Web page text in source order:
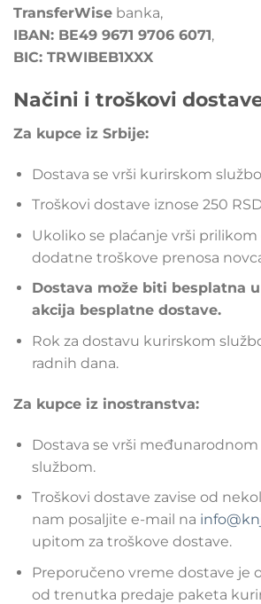
TransferWise banka,
IBAN: BE49 9671 9706 6071,
BIC: TRWIBEB1XXX
Načini i troškovi
Za kupce iz Srbije:
Dostava se vrši kurirskom
Troškovi dostave iznose 250
Ukoliko se plaćanje vrši prilikom
dodatne troškove prenosa
Dostava može biti besplatna
akcija besplatne dostave.
Rok za dostavu kurirskom
radnih dana.
Za kupce iz inostranstva:
Dostava se vrši
službom.
Troškovi dostave zavise od
nam posaljite e-mail na
upitom za troškove dostave.
Preporučeno vreme dostave je
od trenutka predaje paketa